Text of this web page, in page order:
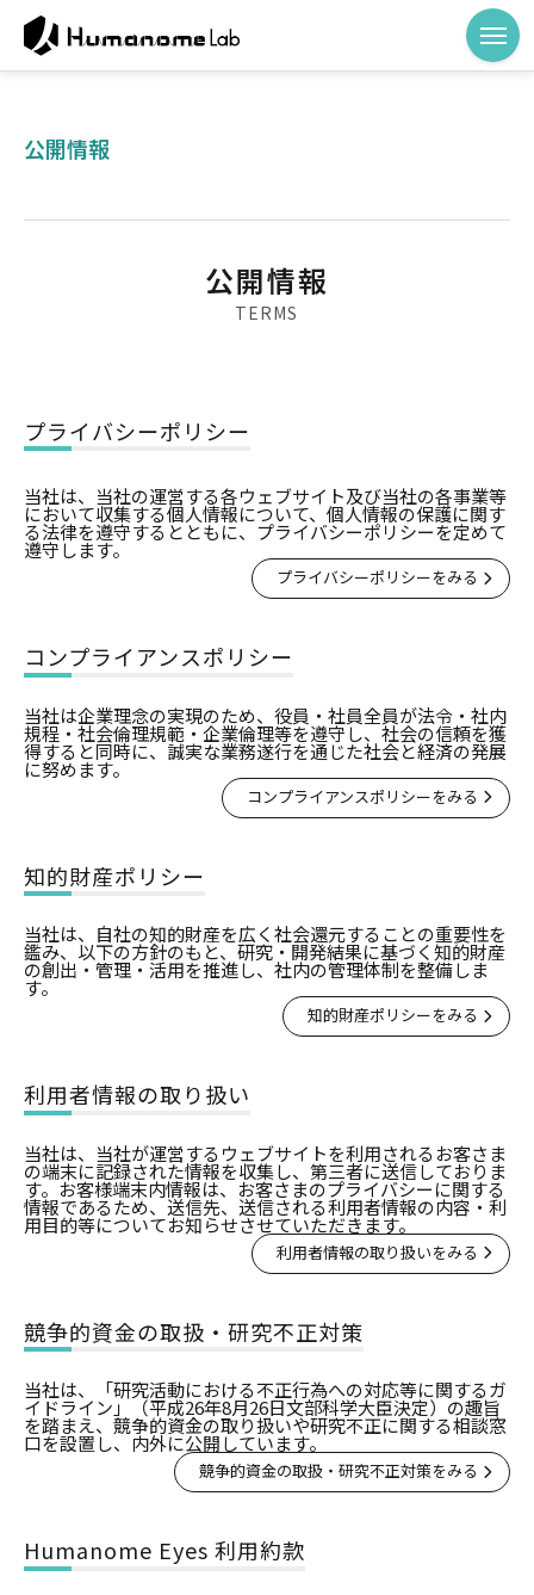
公開情報
公開情報
TERMS
プライバシーポリシー
当社は、当社の運営する各ウェブサイト及び当社の各事業等
において収集する個⼈情報について、個⼈情報の保護に関す
る法律を遵守するとともに、プライバシーポリシーを定めて
遵守します。
プライバシーポリシーをみる
コンプライアンスポリシー
当社は企業理念の実現のため、役員・社員全員が法令・社内
規程・社会倫理規範・企業倫理等を遵守し、社会の信頼を獲
得すると同時に、誠実な業務遂行を通じた社会と経済の発展
に努めます。
コンプライアンスポリシーをみる
知的財産ポリシー
当社は、自社の知的財産を広く社会還元することの重要性を
鑑み、以下の方針のもと、研究・開発結果に基づく知的財産
の創出・管理・活用を推進し、社内の管理体制を整備しま
す。
知的財産ポリシーをみる
利用者情報の取り扱い
当社は、当社が運営するウェブサイトを利用されるお客さま
の端末に記録された情報を収集し、第三者に送信しておりま
す。お客様端末内情報は、お客さまのプライバシーに関する
情報であるため、送信先、送信される利用者情報の内容・利
用目的等についてお知らせさせていただきます。
利用者情報の取り扱いをみる
競争的資金の取扱・研究不正対策
当社は、「研究活動における不正行為への対応等に関するガ
イドライン」（平成26年8月26日文部科学大臣決定）の趣旨
を踏まえ、競争的資金の取り扱いや研究不正に関する相談窓
口を設置し、内外に公開しています。
競争的資金の取扱・研究不正対策をみる
Humanome Eyes 利用約款